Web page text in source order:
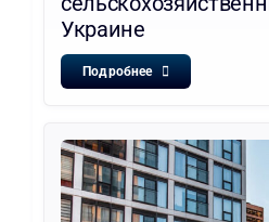
Украине
Подробнее